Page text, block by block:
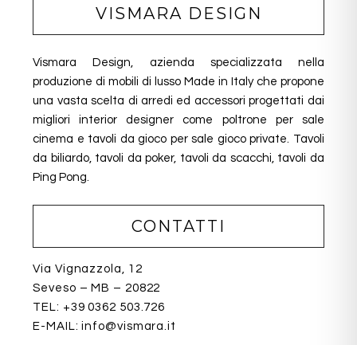
VISMARA DESIGN
Vismara Design, azienda specializzata nella
produzione di mobili di lusso Made in Italy che propone
una vasta scelta di arredi ed accessori progettati dai
migliori interior designer come poltrone per sale
cinema e tavoli da gioco per sale gioco private. Tavoli
da biliardo, tavoli da poker, tavoli da scacchi, tavoli da
Ping Pong.
CONTATTI
Via Vignazzola, 12
Seveso – MB – 20822
TEL: +39 0362 503.726
E-MAIL:info@vismara.it